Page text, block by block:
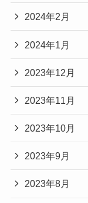
2024年2月
2024年1月
2023年12月
2023年11月
2023年10月
2023年9月
2023年8月